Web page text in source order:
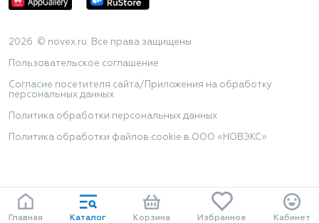
2026 © novex.ru. Все права защищены
Пользовательское соглашение
Согласие посетителя сайта/Приложения на обработку
персональных данных
Политика обработки персональных данных
Политика обработки файлов cookie в ООО «НОВЭКС»
Главная Каталог Корзина Избранное Кабинет